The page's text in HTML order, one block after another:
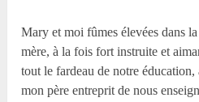
Mary et moi fûmes élevées dans
mère, à la fois fort instruite et
tout le fardeau de notre
mon père entreprit de nous